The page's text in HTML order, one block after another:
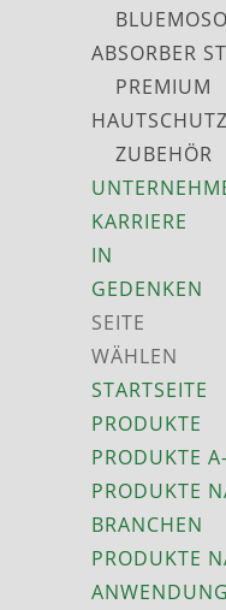
ABSORBER
PREMIUM
ZUBEHÖR
KARRIERE
IN
GEDENKEN
SEITE
WÄHLEN
STARTSEITE
PRODUKTE
PRODUKTE
PRODUKTE
BRANCHEN
PRODUKTE